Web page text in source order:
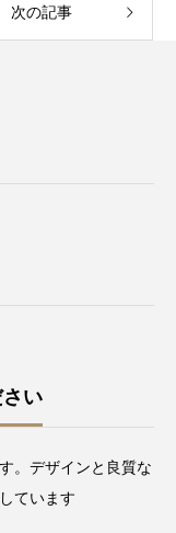
次の記事
い
。デザインと良質な
ています